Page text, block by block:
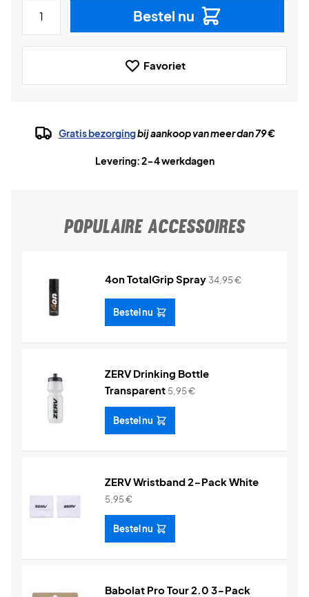
Bestel nu
Favoriet
Gratis bezorgingbij aankoop van meer dan 79 €
Levering: 2-4 werkdagen
POPULAIRE ACCESSOIRES
4on TotalGrip Spray 34,95€
Bestel nu
ZERV Drinking Bottle
Transparent 5,95€
Bestel nu
ZERV Wristband 2-Pack White
5,95€
Bestel nu
Babolat Pro Tour 2.0 3-Pack